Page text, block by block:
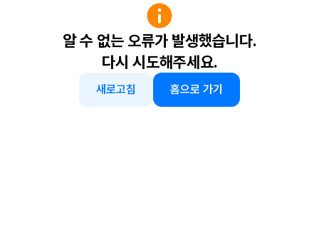
알 수 없는 오류가 발생했습니다.
다시 시도해주세요.
새로고침 홈으로 가기